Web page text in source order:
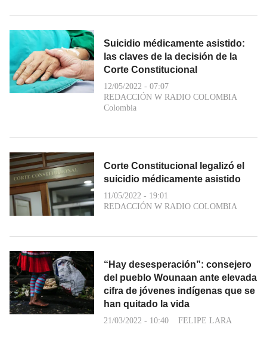
Suicidio médicamente asistido:
las claves de la decisión de la
Corte Constitucional
12/05/2022 - 07:07
REDACCIÓN W RADIO COLOMBIA
Colombia
Corte Constitucional legalizó el
suicidio médicamente asistido
11/05/2022 - 19:01
REDACCIÓN W RADIO COLOMBIA
“Hay desesperación”: consejero
del pueblo Wounaan ante elevada
cifra de jóvenes indígenas que se
han quitado la vida
21/03/2022 - 10:40 FELIPE LARA